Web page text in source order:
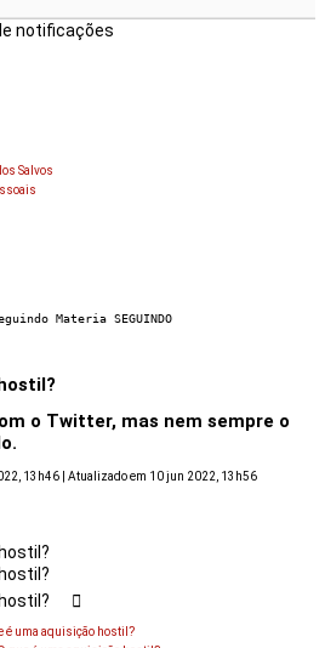
Salvos
SEGUINDO
o Twitter, mas nem sempre o
13h46 | Atualizado em 10 jun 2022, 13h56